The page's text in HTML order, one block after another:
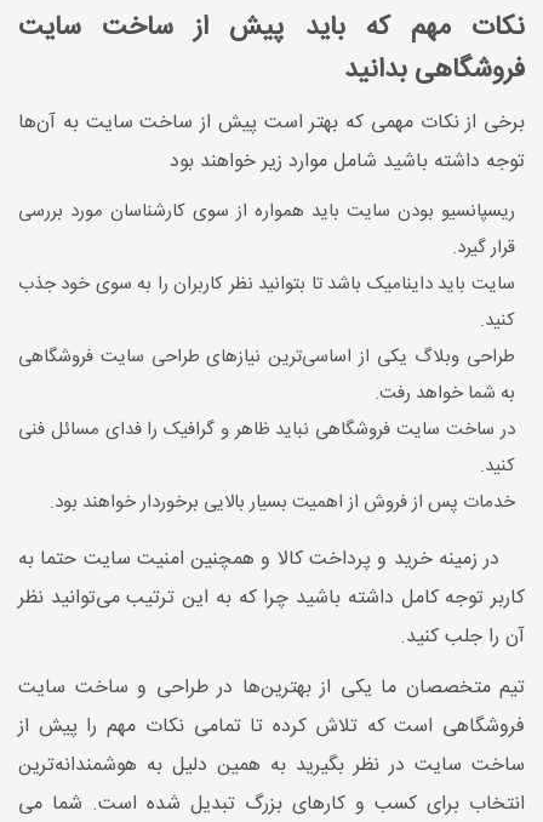
نکات مهم که باید پیش از ساخت سایت
فروشگاهی بدانید
برخی از نکات مهمی که بهتر است پیش از ساخت سایت به آن‌ها
توجه داشته باشید شامل موارد زیر خواهند بود
ریسپانسیو بودن سایت باید همواره از سوی کارشناسان مورد بررسی
قرار گیرد.
سایت باید داینامیک باشد تا بتوانید نظر کاربران را به سوی خود جذب
کنید.
طراحی وبلاگ یکی از اساسی‌ترین نیازهای طراحی سایت فروشگاهی
به شما خواهد رفت.
در ساخت سایت فروشگاهی نباید ظاهر و گرافیک را فدای مسائل فنی
کنید.
خدمات پس از فروش از اهمیت بسیار بالایی برخوردار خواهند بود.
در زمینه خرید و پرداخت کالا و همچنین امنیت سایت حتما به
کاربر توجه کامل داشته باشید چرا که به این ترتیب می‌توانید نظر
آن را جلب کنید.
تیم متخصصان ما یکی از بهترین‌ها در طراحی و ساخت سایت
فروشگاهی است که تلاش کرده تا تمامی نکات مهم را پیش از
ساخت سایت در نظر بگیرید به همین دلیل به هوشمندانه‌ترین
انتخاب برای کسب و کارهای بزرگ تبدیل شده است. شما می